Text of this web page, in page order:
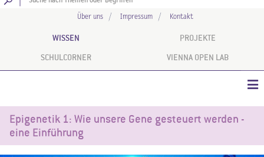
Über uns Impressum Kontakt
WISSEN PROJEKTE
SCHULCORNER VIENNA OPEN LAB
Epigenetik 1: Wie unsere Gene gesteuert werden -
eine Einführung